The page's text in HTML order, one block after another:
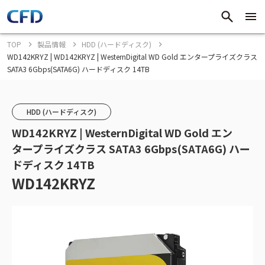
TOP 製品情報
HDD (ハードディスク)
WD142KRYZ | WD142KRYZ | WesternDigital WD Gold エンタープライズクラス
SATA3 6Gbps(SATA6G) ハードディスク 14TB
HDD (ハードディスク)
WD142KRYZ | WesternDigital WD Gold エン
タープライズクラス SATA3 6Gbps(SATA6G) ハー
ドディスク 14TB
WD142KRYZ